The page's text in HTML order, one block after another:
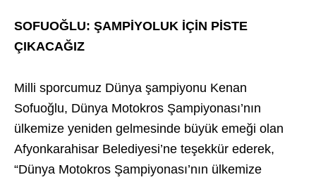
SOFUOĞLU: ŞAMPİYOLUK İÇİN PİSTE
ÇIKACAĞIZ
Milli sporcumuz Dünya şampiyonu Kenan
Sofuoğlu, Dünya Motokros Şampiyonası’nın
ülkemize yeniden gelmesinde büyük emeği olan
Afyonkarahisar Belediyesi’ne teşekkür ederek,
“Dünya Motokros Şampiyonası’nın ülkemize